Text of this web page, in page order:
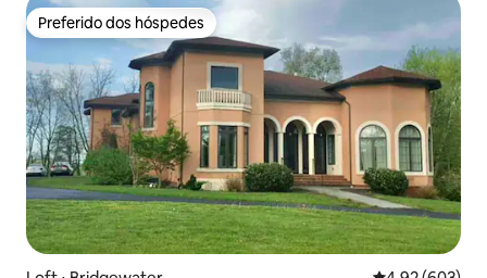
Preferido dos hóspedes
Preferido dos hóspedes